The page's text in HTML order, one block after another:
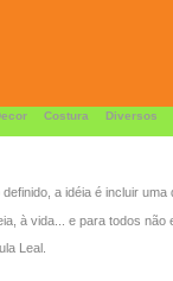
Costura Diversos
a idéia é incluir uma
à vida... e para todos não
Leal.